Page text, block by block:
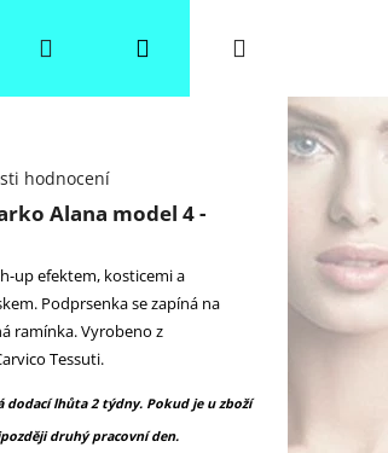
Věrnostní slevy Obchodní podmínky
Přihlášení
košík
hodnocení
Alana model 4 -
up efektem, kosticemi a
Podprsenka se zapíná na
ramínka. Vyrobeno z
Tessuti.
dodací lhůta 2 týdny. Pokud je u zboží
druhý pracovní den.